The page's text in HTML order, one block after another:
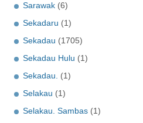
Sarawak (6)
Sekadaru (1)
Sekadau (1705)
Sekadau Hulu (1)
Sekadau. (1)
Selakau (1)
Selakau. Sambas (1)